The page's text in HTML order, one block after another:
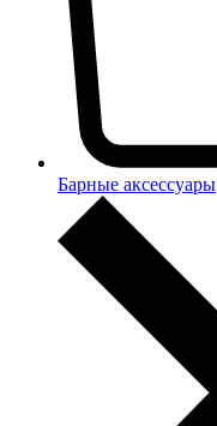
Барные аксессуары